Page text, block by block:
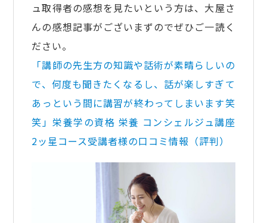
ュ取得者の感想を見たいという方は、大屋さ
んの感想記事がございまずのでぜひご一読く
ださい。
「講師の先生方の知識や話術が素晴らしいの
で、何度も聞きたくなるし、話が楽しすぎて
あっという間に講習が終わってしまいます笑
笑」栄養学の資格 栄養 コンシェルジュ講座
2ッ星コース受講者様の口コミ情報（評判）